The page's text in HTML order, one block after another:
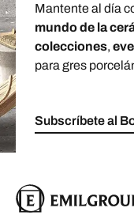
Mantente al día
mundo de la
colecciones,
para gres
Subscríbete al